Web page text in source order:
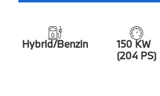
Hybrid/Benzin
150 KW
(204 PS)